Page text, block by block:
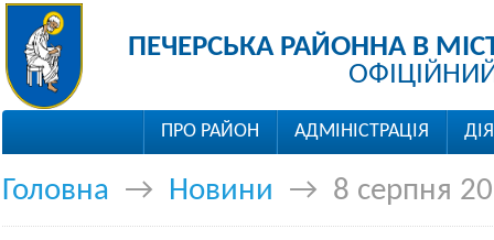
ПЕЧЕРСЬКА РАЙОННА В
ПРО РАЙОН АДМІНІСТРАЦІЯ
Головна → Новини → 8 серпня